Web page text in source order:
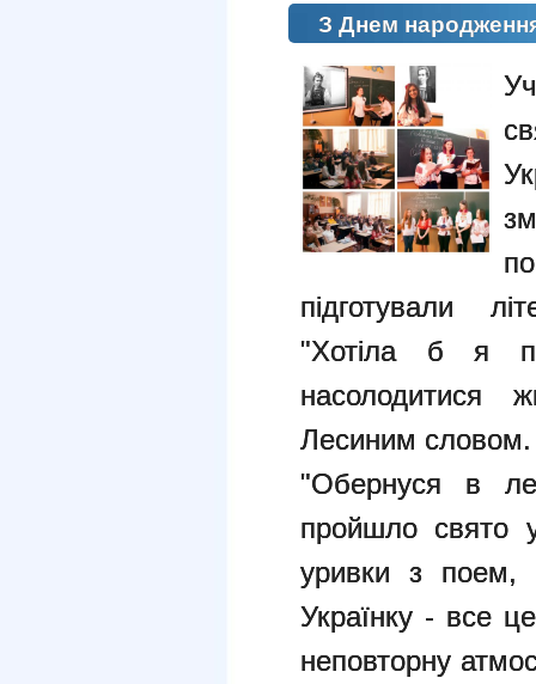
З Днем
підготували
"Хотіла б я
насолодитися
Лесиним словом.
"Обернуся в
пройшло свято
уривки з поем,
Українку - все
неповторну